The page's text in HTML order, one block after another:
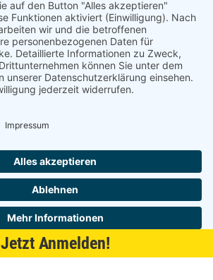
Jetzt Anmelden!
Öffnungszeiten und mehr
Desktop-Version